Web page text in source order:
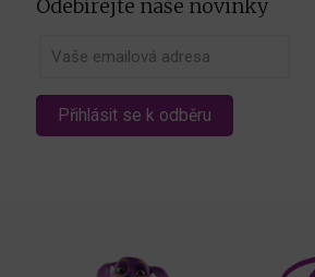
Odebírejte naše novinky